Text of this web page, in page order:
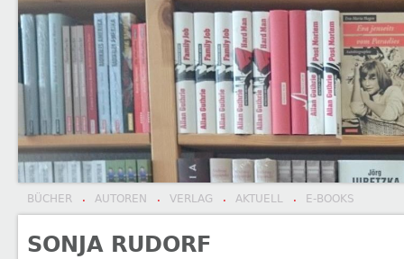
ROTBUCH VERLAG
SONJA RUDORF
BÜCHER · AUTOREN · VERLAG · AKTUELL · E-BOOKS
SONJA RUDORF